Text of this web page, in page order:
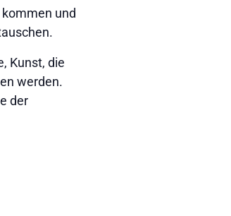
kommen und
Kunst, die
werden.
der